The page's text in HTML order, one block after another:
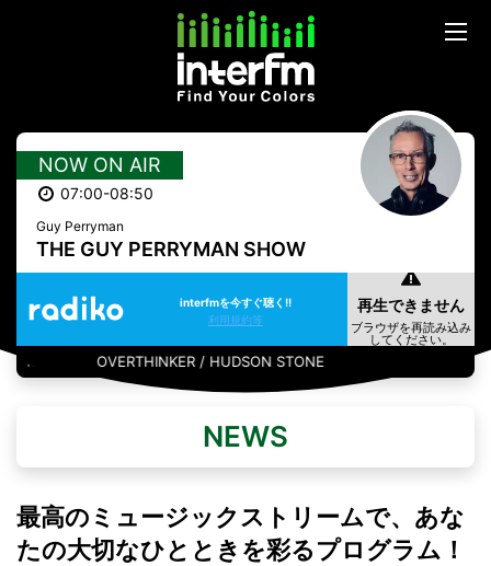
NOW ON AIR
07:00-08:50
Guy Perryman
THE GUY PERRYMAN SHOW
interfmを今すぐ聴く!!
利用規約等
OVERTHINKER / HUDSON STONE
NEWS
最高のミュージックストリームで、あな
たの大切なひとときを彩るプログラム！